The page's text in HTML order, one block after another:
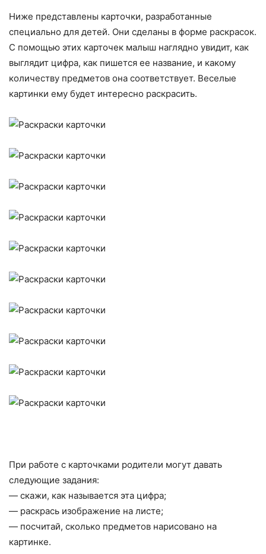
Ниже представлены карточки, разработанные
специально для детей. Они сделаны в форме раскрасок.
С помощью этих карточек малыш наглядно увидит, как
выглядит цифра, как пишется ее название, и какому
количеству предметов она соответствует. Веселые
картинки ему будет интересно раскрасить.
При работе с карточками родители могут давать
следующие задания:
— скажи, как называется эта цифра;
— раскрась изображение на листе;
— посчитай, сколько предметов нарисовано на
картинке.